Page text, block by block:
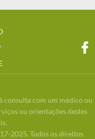
consulta com um médico ou
ou orientações destes
2025. Todos os direitos